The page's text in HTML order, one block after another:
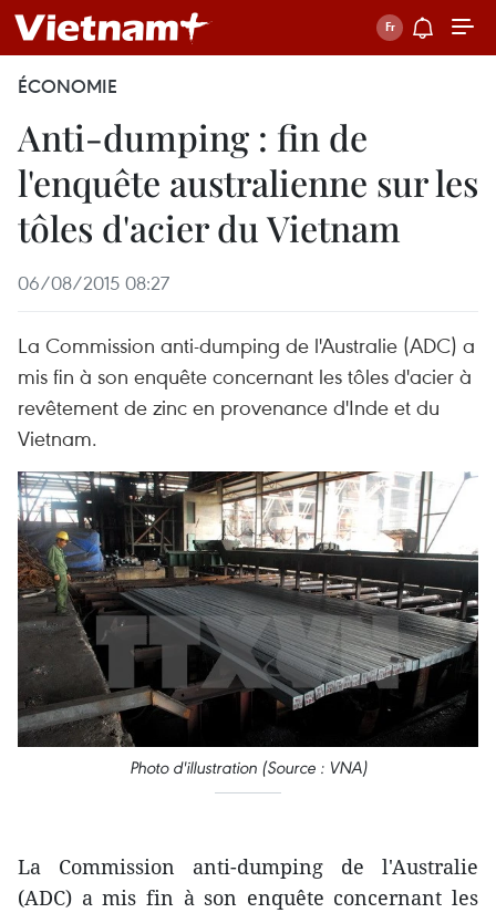
ÉCONOMIE
Anti-dumping : fin de
l'enquête australienne sur les
tôles d'acier du Vietnam
06/08/2015 08:27
La Commission anti-dumping de l'Australie (ADC) a
mis fin à son enquête concernant les tôles d'acier à
revêtement de zinc en provenance d'Inde et du
Vietnam.
Photo d'illustration (Source : VNA)
La Commission anti-dumping de l'Australie
(ADC) a mis fin à son enquête concernant les